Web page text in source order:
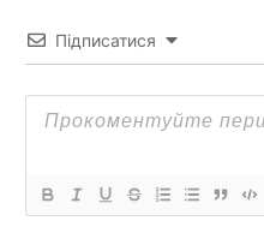
Підписатися